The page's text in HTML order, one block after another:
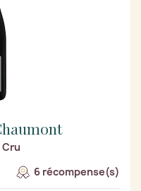
Cru
6 récompense(s)